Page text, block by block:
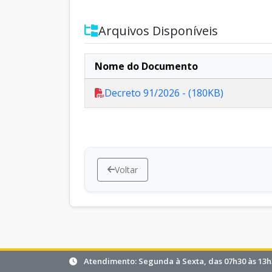
Arquivos Disponíveis
Nome do Documento
Decreto 91/2026 - (180KB)
Voltar
Atendimento: Segunda à Sexta, das 07h30 às